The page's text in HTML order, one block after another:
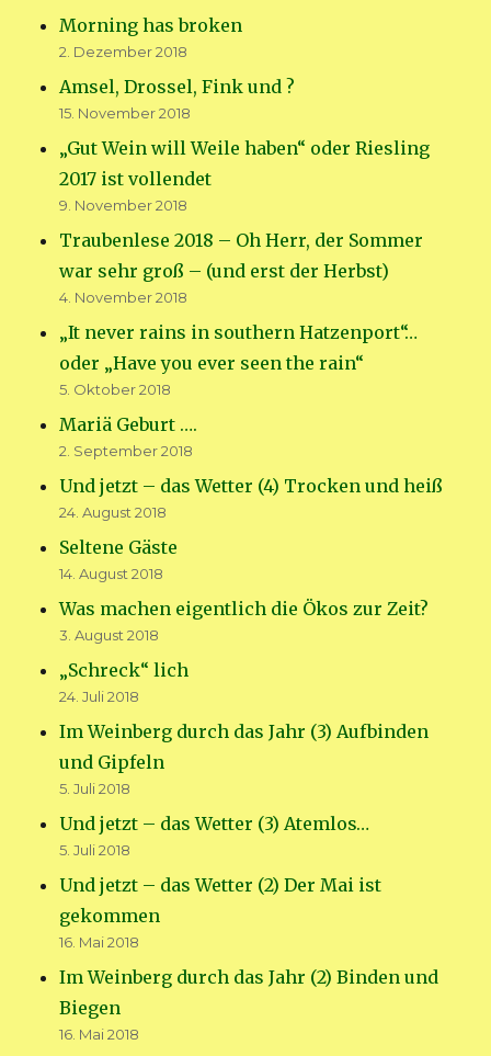
Morning has broken
2. Dezember 2018
Amsel, Drossel, Fink und ?
15. November 2018
„Gut Wein will Weile haben“ oder Riesling
2017 ist vollendet
9. November 2018
Traubenlese 2018 – Oh Herr, der Sommer
war sehr groß – (und erst der Herbst)
4. November 2018
„It never rains in southern Hatzenport“…
oder „Have you ever seen the rain“
5. Oktober 2018
Mariä Geburt ….
2. September 2018
Und jetzt – das Wetter (4) Trocken und heiß
24. August 2018
Seltene Gäste
14. August 2018
Was machen eigentlich die Ökos zur Zeit?
3. August 2018
„Schreck“ lich
24. Juli 2018
Im Weinberg durch das Jahr (3) Aufbinden
und Gipfeln
5. Juli 2018
Und jetzt – das Wetter (3) Atemlos…
5. Juli 2018
Und jetzt – das Wetter (2) Der Mai ist
gekommen
16. Mai 2018
Im Weinberg durch das Jahr (2) Binden und
Biegen
16. Mai 2018